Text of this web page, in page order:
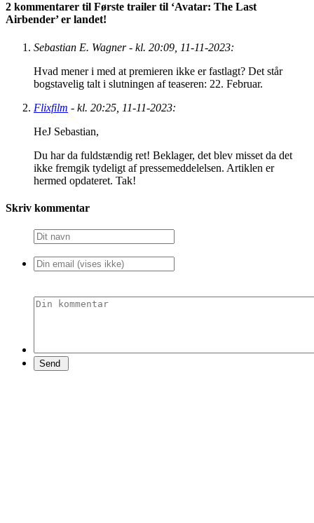
2 kommentarer til Første trailer til ‘Avatar: The Last
Airbender’ er landet!
Sebastian E. Wagner - kl. 20:09, 11-11-2023:
Hvad mener i med at premieren ikke er fastlagt? Det står
bogstavelig talt i slutningen af teaseren: 22. Februar.
Flixfilm - kl. 20:25, 11-11-2023:
HeJ Sebastian,
Du har da fuldstændig ret! Beklager, det blev misset da det
ikke fremgik tydeligt af pressemeddelelsen. Artiklen er
hermed opdateret. Tak!
Skriv kommentar